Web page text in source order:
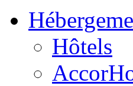
Hôtels